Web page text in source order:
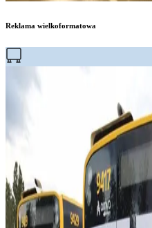
Reklama wielkoformatowa